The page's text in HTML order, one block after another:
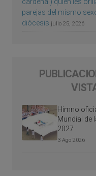
parejas del mismo
diócesis julio 25, 2026
Himno
Mundial de
2027
3 Ago 2026